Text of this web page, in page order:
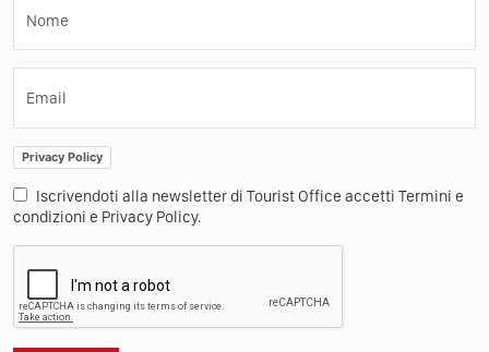
Nome
Email
Privacy Policy
Iscrivendoti alla newsletter di Tourist Office accetti Termini e
condizioni e Privacy Policy.